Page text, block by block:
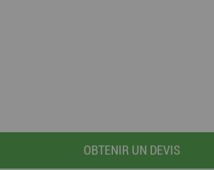
OBTENIR UN DEVIS